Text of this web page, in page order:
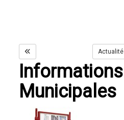
Actualité
Informations
Municipales